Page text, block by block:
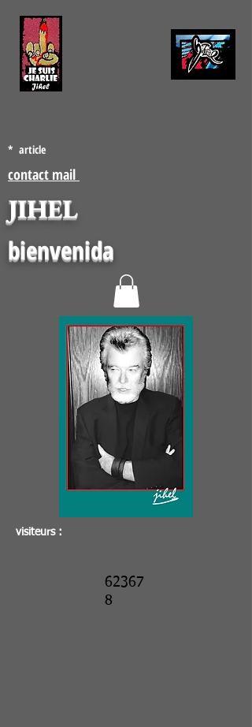
* article
contact mail
JIHEL
bienvenida
visiteurs :
62367
8